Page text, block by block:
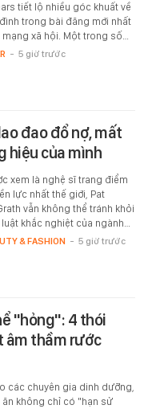
tiết lộ nhiều góc khuất về
trong bài đăng mới nhất
mạng xã hội. Một trong số…
- 5 giờ trước
đao đổ nợ, mất
hiệu của mình
xem là nghệ sĩ trang điểm
lực nhất thế giới, Pat
vẫn không thể tránh khỏi
luật khắc nghiệt của ngành…
& FASHION - 5 giờ trước
"hỏng": 4 thói
âm thầm rước
các chuyên gia dinh dưỡng,
ăn không chỉ có "hạn sử